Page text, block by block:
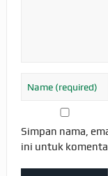
Simpan nama,
ini untuk